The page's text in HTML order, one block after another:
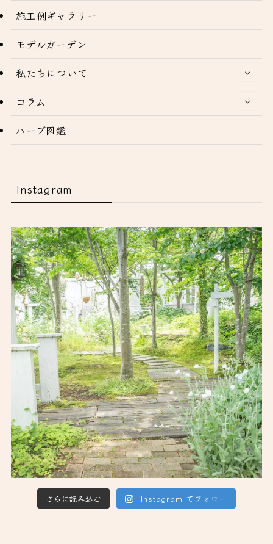
施工例ギャラリー
モデルガーデン
私たちについて
コラム
ハーブ図鑑
Instagram
さらに読み込む Instagram でフォロー